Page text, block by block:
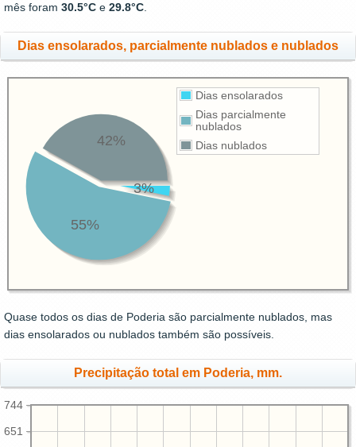
mês foram 30.5°C e 29.8°C
Dias ensolarados, parcialmente nublados e nublados
Dias ensolarados
Dias parcialmente
nublados
Dias nublados
3%
55%
42%
Quase todos os dias de Poderia são parcialmente nublados, mas
dias ensolarados ou nublados também são possíveis.
Precipitação total em Poderia, mm.
651
744